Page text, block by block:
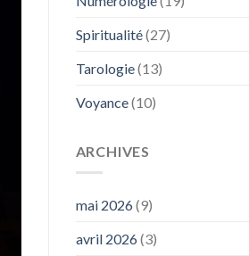
Spiritualité(27)
Tarologie(13)
Voyance(10)
ARCHIVES
mai 2026(9)
avril 2026(3)